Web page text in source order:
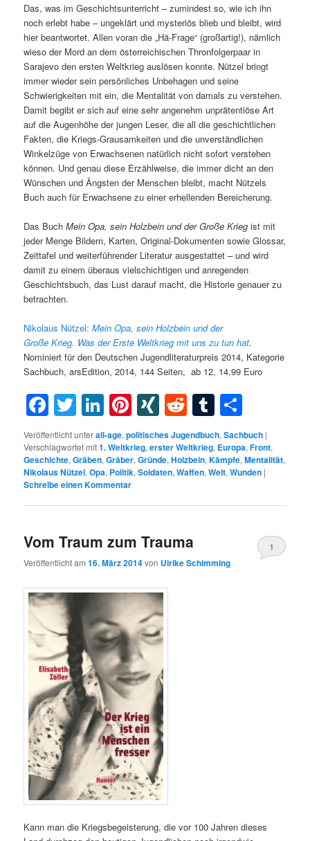
Das, was im Geschichtsunterricht – zumindest so, wie ich ihn
noch erlebt habe – ungeklärt und mysteriös blieb und bleibt, wird
hier beantwortet. Allen voran die „Hä-Frage“ (großartig!), nämlich
wieso der Mord an dem österreichischen Thronfolgerpaar in
Sarajevo den ersten Weltkrieg auslösen konnte. Nützel bringt
immer wieder sein persönliches Unbehagen und seine
Schwierigkeiten mit ein, die Mentalität von damals zu verstehen.
Damit begibt er sich auf eine sehr angenehm unprätentiöse Art
auf die Augenhöhe der jungen Leser, die all die geschichtlichen
Fakten, die Kriegs-Grausamkeiten und die unverständlichen
Winkelzüge von Erwachsenen natürlich nicht sofort verstehen
können. Und genau diese Erzählweise, die immer dicht an den
Wünschen und Ängsten der Menschen bleibt, macht Nützels
Buch auch für Erwachsene zu einer erhellenden Bereicherung.
Das BuchMein Opa, sein Holzbein und der Große Krieg ist mit
jeder Menge Bildern, Karten, Original-Dokumenten sowie Glossar,
Zeittafel und weiterführender Literatur ausgestattet – und wird
damit zu einem überaus vielschichtigen und anregenden
Geschichtsbuch, das Lust darauf macht, die Historie genauer zu
betrachten.
Nikolaus Nützel:Mein Opa, sein Holzbein und der
Große Krieg. Was der Erste Weltkrieg mit uns zu tun hat.
Nominiert für den Deutschen Jugendliteraturpreis 2014, Kategorie
Sachbuch, arsEdition, 2014, 144 Seiten, ab 12, 14,99 Euro
Facebook
Twitter
LinkedIn
Pinterest
XINGRedditTumblr
Veröffentlicht unterall-age,politisches Jugendbuch,Sachbuch |
Verschlagwortet mit1. Weltkrieg,erster Weltkrieg, Europa,Front,
Geschichte,Gräben,Gräber,Gründe,Holzbein,Kämpfe,Mentalität,
Nikolaus Nützel,Opa, Politik,Soldaten,Waffen,Welt,Wunden |
Schreibe einen Kommentar
Vom Traum zum Trauma
Veröffentlicht am16. März 2014von Ulrike Schimming
1
Kann man die Kriegsbegeisterung, die vor 100 Jahren dieses